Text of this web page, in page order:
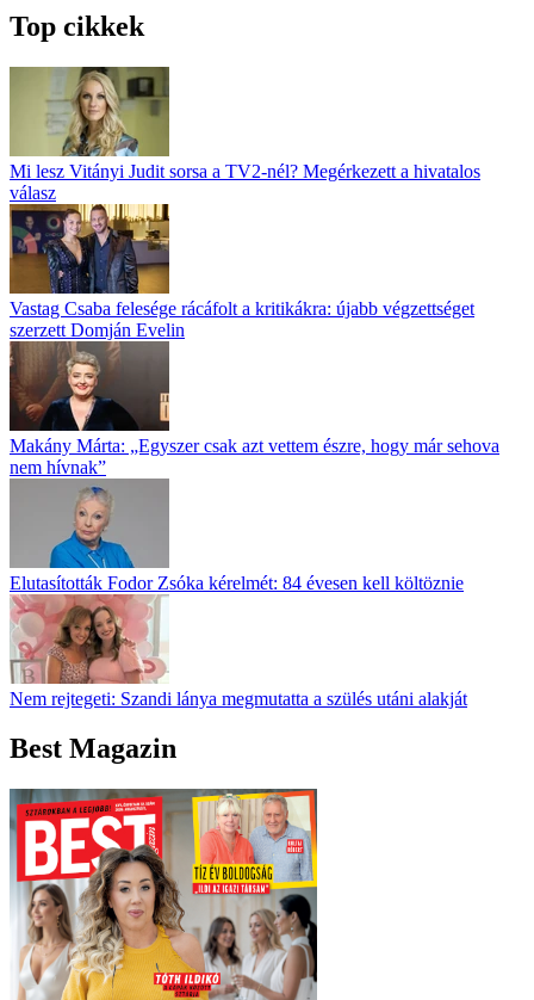
Top cikkek
Mi lesz Vitányi Judit sorsa a TV2-nél? Megérkezett a hivatalos
válasz
Vastag Csaba felesége rácáfolt a kritikákra: újabb végzettséget
szerzett Domján Evelin
Makány Márta: „Egyszer csak azt vettem észre, hogy már sehova
nem hívnak”
Elutasították Fodor Zsóka kérelmét: 84 évesen kell költöznie
Nem rejtegeti: Szandi lánya megmutatta a szülés utáni alakját
Best Magazin